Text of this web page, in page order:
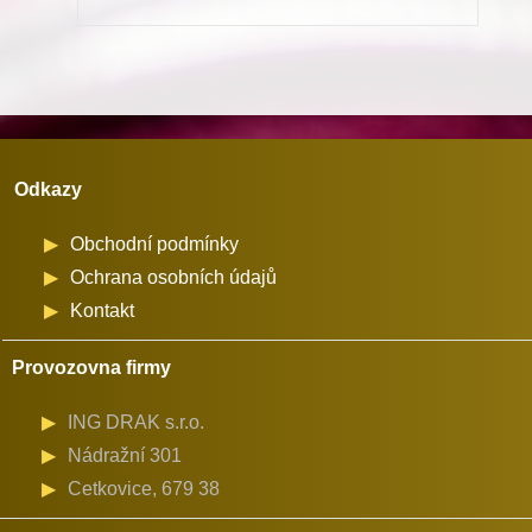
Odkazy
Obchodní podmínky
Ochrana osobních údajů
Kontakt
Provozovna firmy
ING DRAK s.r.o.
Nádražní 301
Cetkovice, 679 38